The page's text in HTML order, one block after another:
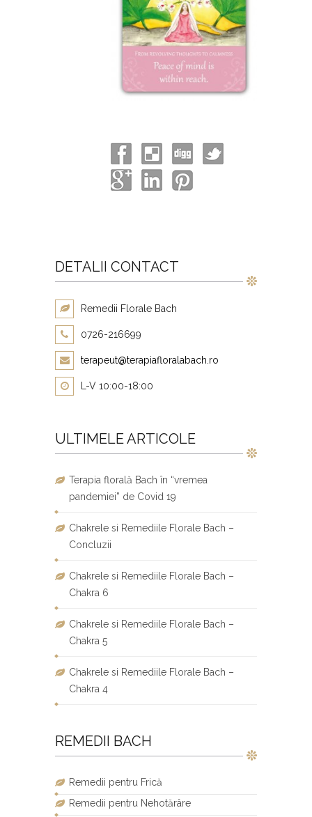
DETALII CONTACT
Remedii Florale Bach
0726-216699
terapeut@terapiafloralabach.ro
L-V 10:00-18:00
ULTIMELE ARTICOLE
Terapia florală Bach în “vremea
pandemiei” de Covid 19
Chakrele si Remediile Florale Bach –
Concluzii
Chakrele si Remediile Florale Bach –
Chakra 6
Chakrele si Remediile Florale Bach –
Chakra 5
Chakrele si Remediile Florale Bach –
Chakra 4
REMEDII BACH
Remedii pentru Frică
Remedii pentru Nehotărâre